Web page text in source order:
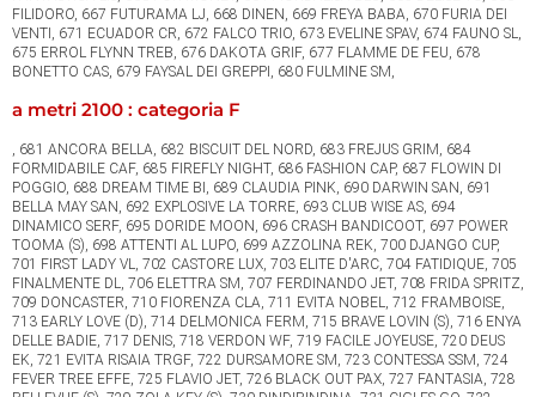
a metri 2100 : categoria F
, 681 ANCORA BELLA, 682 BISCUIT DEL NORD, 683 FREJUS GRIM, 684
FORMIDABILE CAF, 685 FIREFLY NIGHT, 686 FASHION CAP, 687 FLOWIN DI
POGGIO, 688 DREAM TIME BI, 689 CLAUDIA PINK, 690 DARWIN SAN, 691
BELLA MAY SAN, 692 EXPLOSIVE LA TORRE, 693 CLUB WISE AS, 694
DINAMICO SERF, 695 DORIDE MOON, 696 CRASH BANDICOOT, 697 POWER
TOOMA (S), 698 ATTENTI AL LUPO, 699 AZZOLINA REK, 700 DJANGO CUP,
701 FIRST LADY VL, 702 CASTORE LUX, 703 ELITE D'ARC, 704 FATIDIQUE, 705
FINALMENTE DL, 706 ELETTRA SM, 707 FERDINANDO JET, 708 FRIDA SPRITZ,
709 DONCASTER, 710 FIORENZA CLA, 711 EVITA NOBEL, 712 FRAMBOISE,
713 EARLY LOVE (D), 714 DELMONICA FERM, 715 BRAVE LOVIN (S), 716 ENYA
DELLE BADIE, 717 DENIS, 718 VERDON WF, 719 FACILE JOYEUSE, 720 DEUS
EK, 721 EVITA RISAIA TRGF, 722 DURSAMORE SM, 723 CONTESSA SSM, 724
FEVER TREE EFFE, 725 FLAVIO JET, 726 BLACK OUT PAX, 727 FANTASIA, 728